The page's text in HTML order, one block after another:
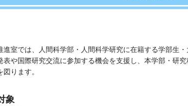
進室では、人間科学部・人間科学研究に在籍する学部生
表や国際研究交流に参加する機会を支援し、本学部・研
ります。
象